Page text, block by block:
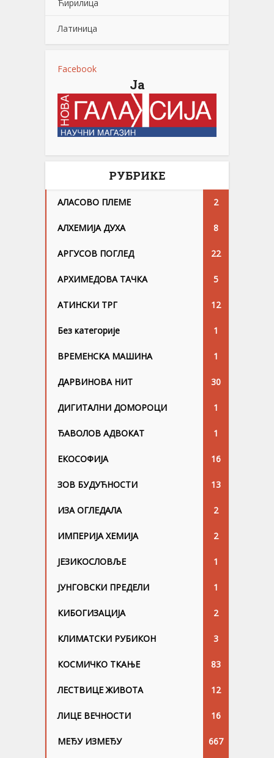
Ћирилица
Латиница
Facebook
Ја
РУБРИКЕ
АЛАСОВО ПЛЕМЕ 2
АЛХЕМИЈА ДУХА 8
АРГУСОВ ПОГЛЕД 22
АРХИМЕДОВА ТАЧКА 5
АТИНСКИ ТРГ 12
Без категорије 1
ВРЕМЕНСКА МАШИНА 1
ДАРВИНОВА НИТ 30
ДИГИТАЛНИ ДОМОРОЦИ 1
ЂАВОЛОВ АДВОКАТ 1
ЕКОСОФИЈА 16
ЗОВ БУДУЋНОСТИ 13
ИЗА ОГЛЕДАЛА 2
ИМПЕРИЈА ХЕМИЈА 2
ЈЕЗИКОСЛОВЉЕ 1
ЈУНГОВСKИ ПРЕДЕЛИ 1
КИБОГИЗАЦИЈА 2
КЛИМАТСКИ РУБИКОН 3
КОСМИЧКО ТКАЊЕ 83
ЛЕСТВИЦЕ ЖИВОТА 12
ЛИЦЕ ВЕЧНОСТИ 16
МЕЂУ ИЗМЕЂУ 667